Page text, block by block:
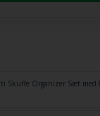
Skuffe Organizer Sæt med